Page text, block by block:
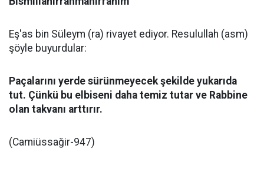
Eş'as bin Süleym (ra) rivayet ediyor. Resulullah (asm)
şöyle buyurdular:
Paçalarını yerde sürünmeyecek şekilde yukarıda
tut. Çünkü bu elbiseni daha temiz tutar ve Rabbine
olan takvanı arttırır.
(Camiüssağir-947)